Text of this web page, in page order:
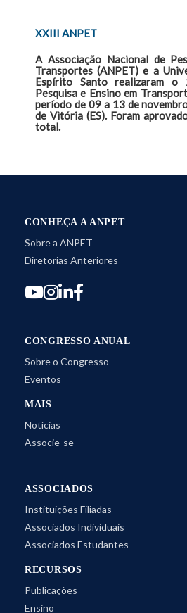
XXIII ANPET
A Associação Nacional de
Transportes (ANPET) e a
Espírito Santo realizaram o
Pesquisa e Ensino em
período de 09 a 13 de
de Vitória (ES). Foram
total.
CONHEÇA A ANPET
Sobre a ANPET
Diretorias Anteriores
CONGRESSO ANUAL
Sobre o Congresso
Eventos
MAIS
Notícias
Associe-se
ASSOCIADOS
Instituições Filiadas
Associados Individuais
Associados Estudantes
RECURSOS
Publicações
Ensino